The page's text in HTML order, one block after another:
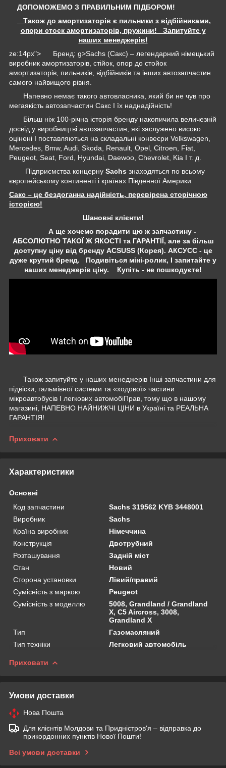
ДОПОМОЖЕМО З ПРАВИЛЬНИМ ПІДБОРОМ!
Також до амортизаторів є пильники з відбійниками,
опори стоєк амортизаторів, пружини! Запитуйте у
наших менеджерів!
ze:14px"> Бренд: g>Sachs (Сакс) – легендарний німецький
виробник амортизаторів, стійок, опор до стойок
амортизаторів, пильників, відбійників та інших автозапчастин
самого найвищого рівня.
Напевно немає такого автовласника, який би не чув про
мегаякість автозапчастин Сакс І їх наднадійність!
Більш ніж 100-річна історія бренду накопичила величезній
досвід у виробництві автозапчастин, які заслужено високо
оцінені І поставляються на складальні конвеєри Volkswagen,
Mercedes, Bmw, Audi, Skoda, Renault, Opel, Citroen, Fiat,
Peugeot, Seat, Ford, Hyundai, Daewoo, Chevrolet, Kia І т. д.
Підприємства концерну Sachs знаходяться по всьому
європейському континенті і країнах Південної Америки
Сакс – це бездоганна надійність, перевірена сторічною
історією!
Шановні клієнти!
А ще хочемо порадити цю ж запчастину -
АБСОЛЮТНО ТАКОЇ Ж ЯКОСТІ та ГАРАНТІЇ, але за більш
доступну ціну від бренду ACSUSS (Корея). АКСУСС - це
дуже крутий бренд. Подивіться міні-ролик, І запитайте у
наших менеджерів ціну. Купіть - не пошкодуєте!
Також запитуйте у наших менеджерів Інші запчастини для
підвіски, гальмівної системи та «ходової» частини
мікроавтобусів І легкових автомобіПрав, тому що в нашому
магазині, НАПЕВНО НАЙНИЖЧІ ЦІНИ в Україні та РЕАЛЬНА
ГАРАНТІЯ!
Приховати
Характеристики
Основні
Код запчастини
Sachs 319562 KYB 3448001
Виробник
Sachs
Країна виробник
Німеччина
Конструкція
Двотрубний
Розташування
Задній міст
Стан
Новий
Сторона установки
Лівий/правий
Сумісність з маркою
Peugeot
Сумісність з моделлю
5008, Grandland / Grandland
X, C5 Aircross, 3008,
Grandland X
Тип
Газомасляний
Тип техніки
Легковий автомобіль
Приховати
Умови доставки
Нова Пошта
Для клієнтів Молдови та Придністров'я – відправка до
прикордонних пунктів Нової Пошти!
Всі умови доставки